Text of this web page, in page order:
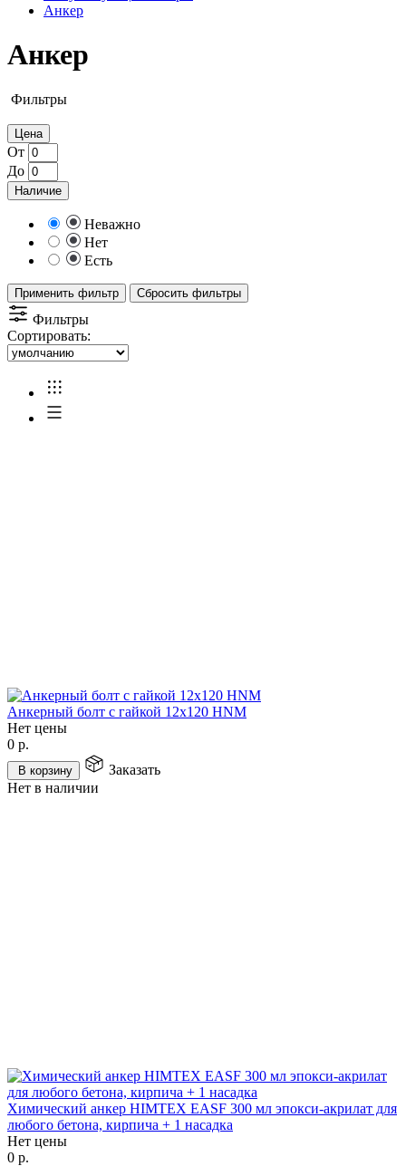
Анкер
Анкер
Фильтры
Цена
От
До
Наличие
Неважно
Нет
Есть
Применить фильтр Сбросить фильтры
Фильтры
Сортировать:
Анкерный болт с гайкой 12х120 HNM
Нет цены
0 р.
В корзину
Заказать
Нет в наличии
Химический анкер HIMTEX EASF 300 мл эпокси-акрилат для
любого бетона, кирпича + 1 насадка
Нет цены
0 р.